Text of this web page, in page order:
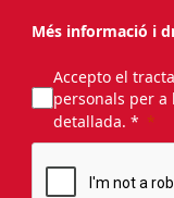
Més informació i
Accepto el
personals per
detallada. *